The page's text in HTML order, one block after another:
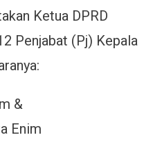
Ketua DPRD
Penjabat (Pj) Kepala
&
Enim